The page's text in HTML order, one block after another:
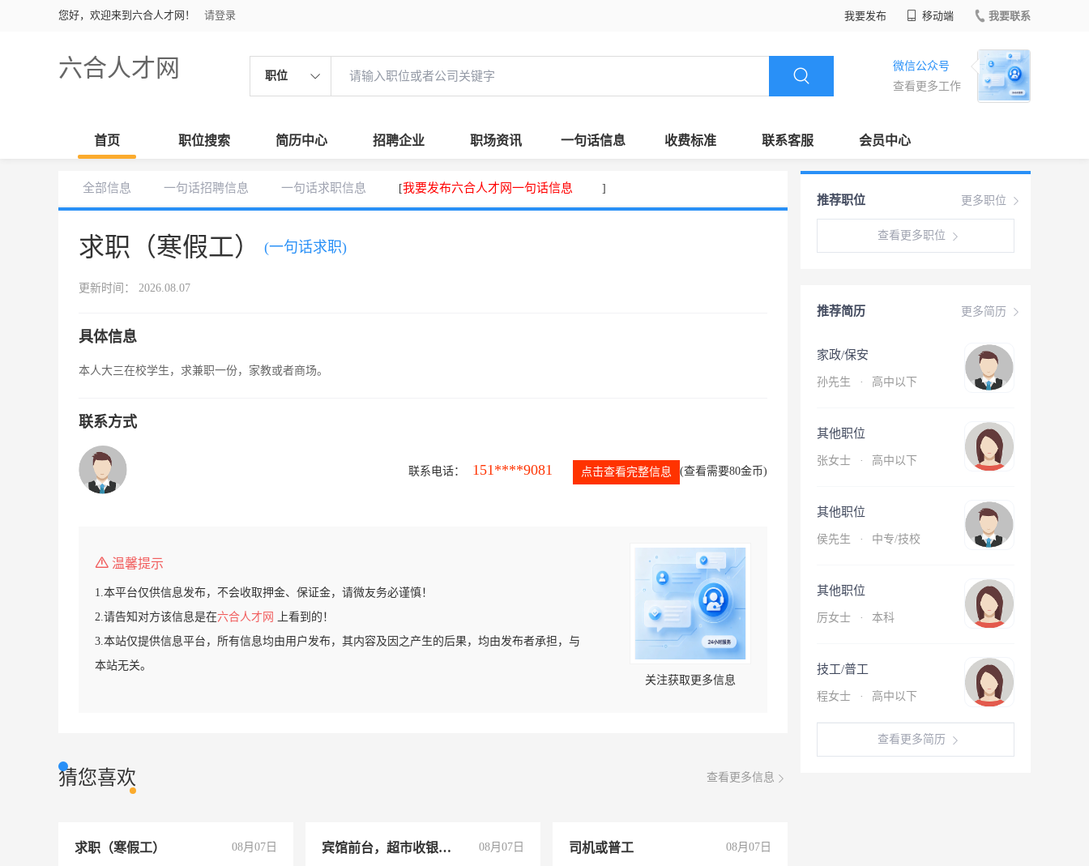
您好，欢迎来到六合人才网！ 请登录 我要发布 移动端 我要联系
六合人才网 职位
微信公众号
查看更多工作
首页 职位搜索 简历中心 招聘企业 职场资讯 一句话信息 收费标准 联系客服 会员中心
全部信息 一句话招聘信息 一句话求职信息 [我要发布六合人才网一句话信息 ]
求职（寒假工） (一句话求职)
更新时间： 2026.08.07
具体信息
本人大三在校学生，求兼职一份，家教或者商场。
联系方式
联系电话： 151****9081 点击查看完整信息 (查看需要80金币)
温馨提示
1.本平台仅供信息发布，不会收取押金、保证金，请微友务必谨慎！
2.请告知对方该信息是在六合人才网
上看到的！
3.本站仅提供信息平台，所有信息均由用户发布，其内容及因之产生的后果，均由发布者承担，与
本站无关。
关注获取更多信息
猜您喜欢 查看更多信息
求职（寒假工） 08月07日 宾馆前台，超市收银员，淘宝客服 08月07日 司机或普工 08月07日
更多职位
推荐职位
查看更多职位
更多简历
推荐简历
家政/保安
孙先生 · 高中以下
其他职位
张女士 · 高中以下
其他职位
侯先生 · 中专/技校
其他职位
厉女士 · 本科
技工/普工
程女士 · 高中以下
查看更多简历